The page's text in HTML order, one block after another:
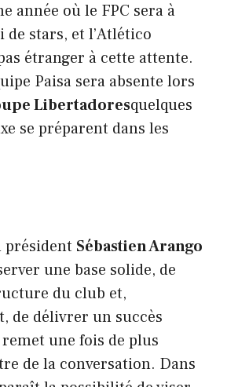
année où le FPC sera à
stars, et l’Atlético
étranger à cette attente.
Paisa sera absente lors
Libertadoresquelques
se préparent dans les
président Sébastien Arango
une base solide, de
du club et,
de délivrer un succès
une fois de plus
de la conversation. Dans